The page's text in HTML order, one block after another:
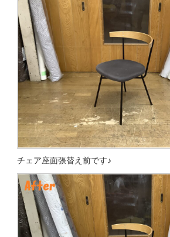
チェア座面張替え前です♪